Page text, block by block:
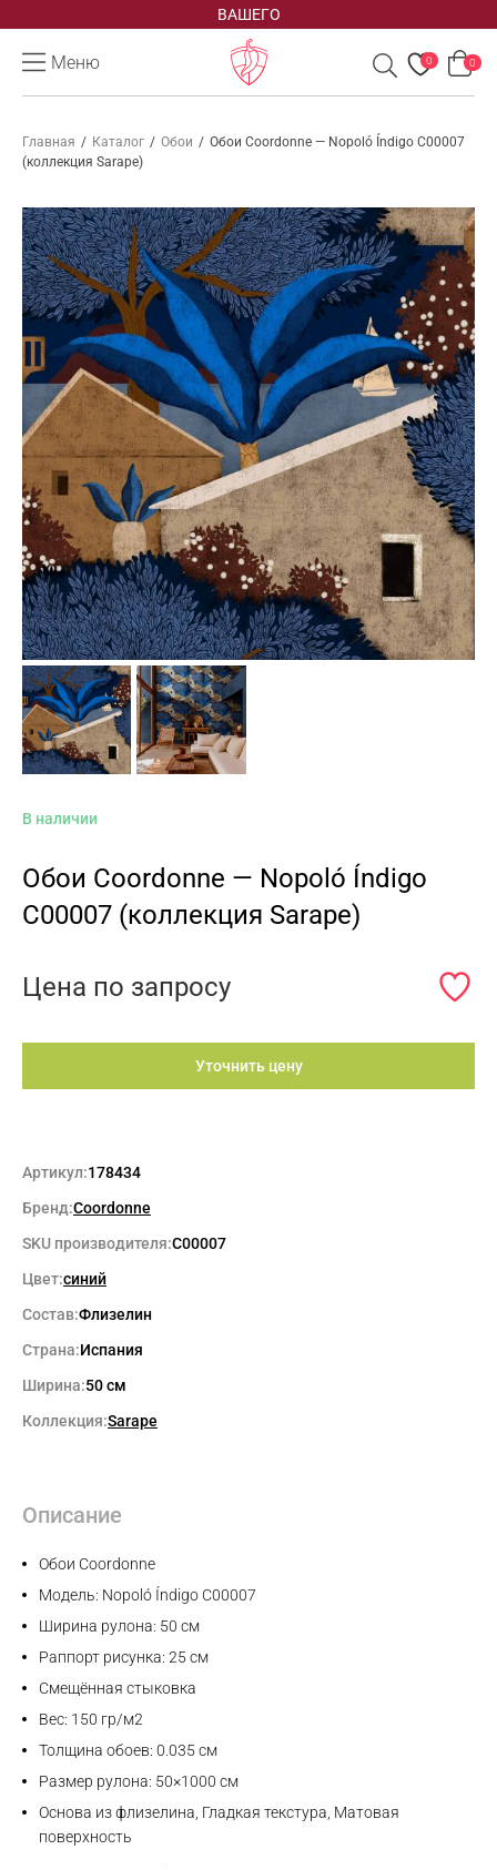
ВАШЕГО
Меню 0 0
Главная / Каталог / Обои / Обои Coordonne — Nopoló Índigo C00007
(коллекция Sarape)
В наличии
Обои Coordonne — Nopoló Índigo
C00007 (коллекция Sarape)
Цена по запросу
Уточнить цену
Артикул:178434
Бренд:Coordonne
SKU производителя:C00007
Цвет:синий
Состав:Флизелин
Страна:Испания
Ширина:50 см
Коллекция:Sarape
Описание
Обои Coordonne
Модель: Nopoló Índigo C00007
Ширина рулона: 50 см
Раппорт рисунка: 25 см
Смещённая стыковка
Вес: 150 гр/м2
Толщина обоев: 0.035 см
Размер рулона: 50×1000 см
Основа из флизелина, Гладкая текстура, Матовая
поверхность